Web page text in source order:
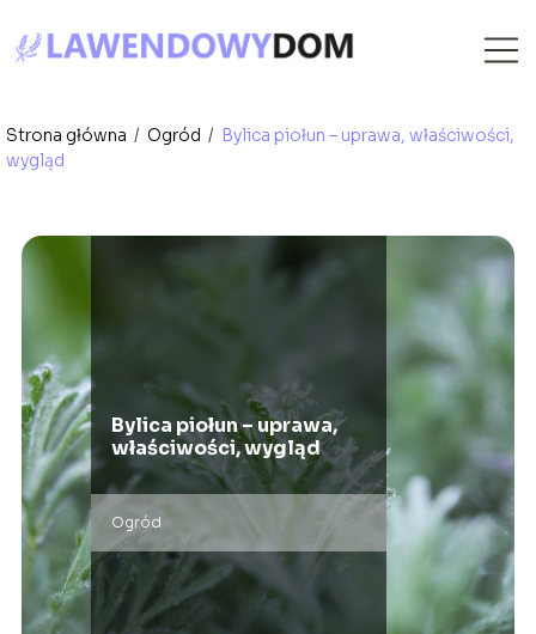
Strona główna / Ogród / Bylica piołun – uprawa, właściwości,
wygląd
Bylica piołun – uprawa,
właściwości, wygląd
Ogród